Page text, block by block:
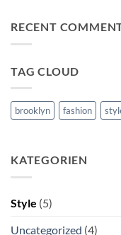
RECENT
TAG CLOUD
brooklyn fashion
KATEGORIEN
Style (5)
Uncategorized (4)